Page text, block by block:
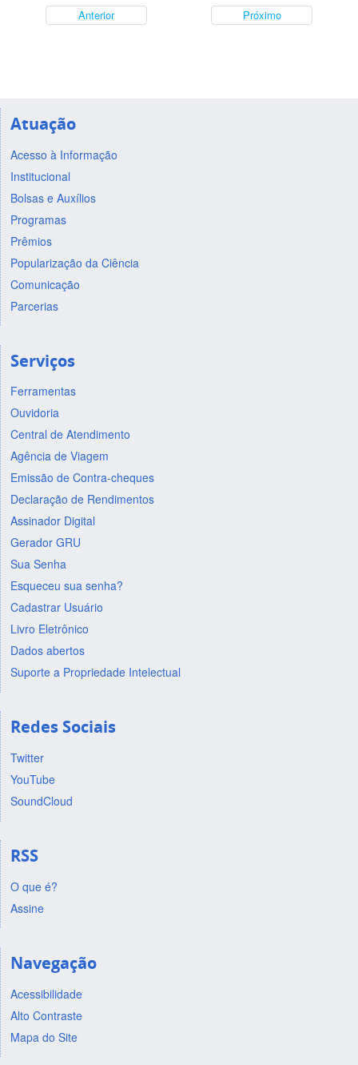
Anterior Próximo
Atuação
Acesso à Informação
Institucional
Bolsas e Auxílios
Programas
Prêmios
Popularização da Ciência
Comunicação
Parcerias
Serviços
Ferramentas
Ouvidoria
Central de Atendimento
Agência de Viagem
Emissão de Contra-cheques
Declaração de Rendimentos
Assinador Digital
Gerador GRU
Sua Senha
Esqueceu sua senha?
Cadastrar Usuário
Livro Eletrônico
Dados abertos
Suporte a Propriedade Intelectual
Redes Sociais
Twitter
YouTube
SoundCloud
RSS
O que é?
Assine
Navegação
Acessibilidade
Alto Contraste
Mapa do Site